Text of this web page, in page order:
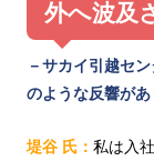
外へ波及
－サカイ引越セ
のような反響があ
堤谷 氏： 私は入